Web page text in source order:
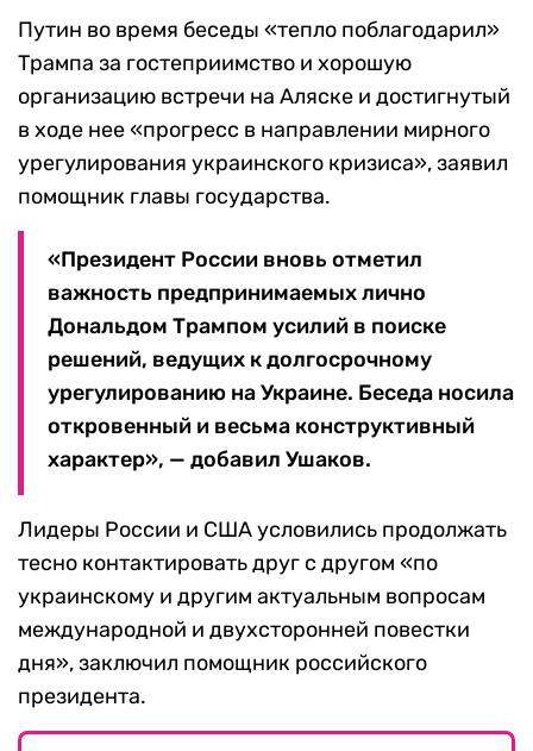
Путин во время беседы «тепло поблагодарил»
Трампа за гостеприимство и хорошую
организацию встречи на Аляске и достигнутый
в ходе нее «прогресс в направлении мирного
урегулирования украинского кризиса», заявил
помощник главы государства.
«Президент России вновь отметил
важность предпринимаемых лично
Дональдом Трампом усилий в поиске
решений, ведущих к долгосрочному
урегулированию на Украине. Беседа носила
откровенный и весьма конструктивный
характер», — добавил Ушаков.
Лидеры России и США условились продолжать
тесно контактировать друг с другом «по
украинскому и другим актуальным вопросам
международной и двухсторонней повестки
дня», заключил помощник российского
президента.